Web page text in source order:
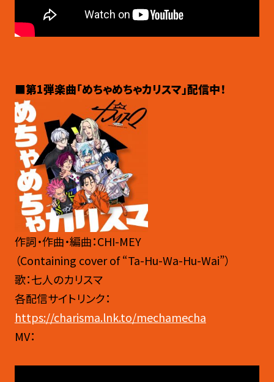
■第1弾楽曲「めちゃめちゃカリスマ」配信中！
作詞・作曲・編曲：CHI-MEY
（Containing cover of “Ta-Hu-Wa-Hu-Wai”）
歌：七人のカリスマ
各配信サイトリンク：
https://charisma.lnk.to/mechamecha
MV：